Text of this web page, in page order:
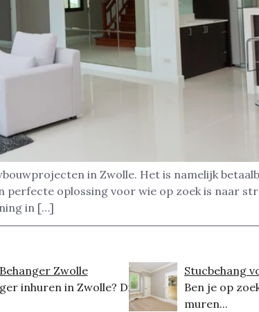
in Zwolle. Het is namelijk
oplossing voor wie op zoek is naar
in […]
Zwolle
inhuren in Zwolle? Dit
Stucbehang
Ben je op
muren...